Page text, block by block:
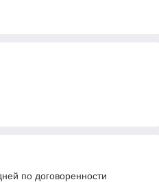
по договоренности